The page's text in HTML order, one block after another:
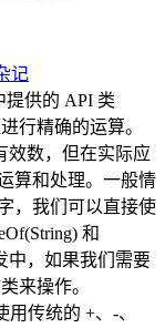
记
提供的 API 类
行精确的运算。
效数，但在实际应
算和处理。一般情
，我们可以直接使
和
中，如果我们需要
来操作。
传统的 +、-、